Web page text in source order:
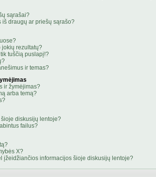
sąrašai?
iš draugų ar priešų sąrašo?
jokių rezultatų?
tuščią puslapį!?
ir temas?
ir žymėjimas?
arba temą?
diskusijų lentoje?
failus?
X?
įžeidžiančios informacijos šioje diskusijų lentoje?